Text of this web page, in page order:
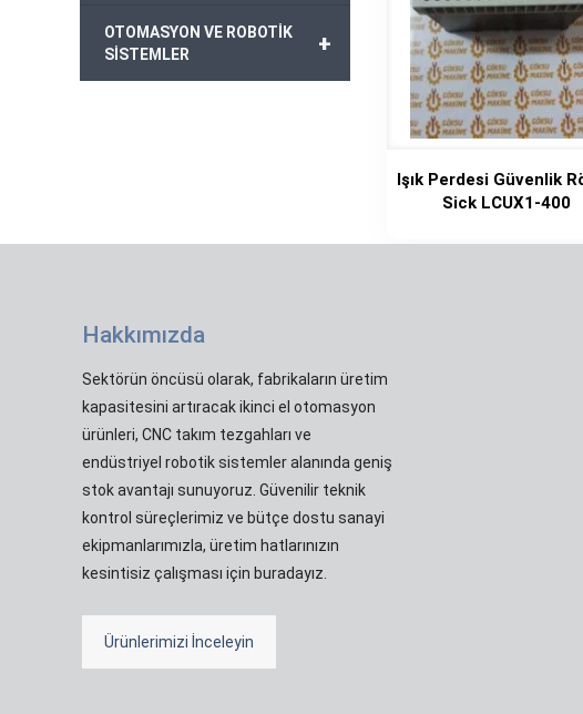
Işık Perdesi Güvenlik
Sick LCUX1-400
+
OTOMASYON VE ROBOTİK
SİSTEMLER
Hakkımızda
Sektörün öncüsü olarak, fabrikaların üretim
kapasitesini artıracak ikinci el otomasyon
ürünleri, CNC takım tezgahları ve
endüstriyel robotik sistemler alanında geniş
stok avantajı sunuyoruz. Güvenilir teknik
kontrol süreçlerimiz ve bütçe dostu sanayi
ekipmanlarımızla, üretim hatlarınızın
kesintisiz çalışması için buradayız.
Ürünlerimizi İnceleyin